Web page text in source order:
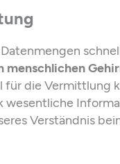
für die Vermittlung
wesentliche
Verständnis